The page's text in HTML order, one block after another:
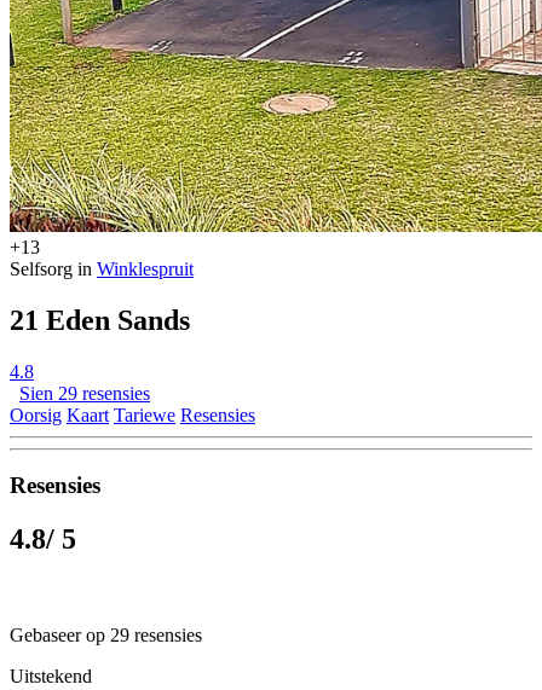
+13
Selfsorg in Winklespruit
21 Eden Sands
4.8
Sien 29 resensies
Oorsig Kaart Tariewe Resensies
Resensies
4.8/ 5
Gebaseer op 29 resensies
Uitstekend